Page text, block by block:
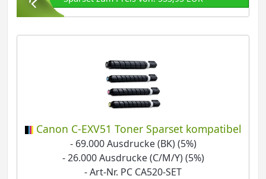
Canon C-EXV51 Toner Sparset kompatibel
- 69.000 Ausdrucke (BK) (5%)
- 26.000 Ausdrucke (C/M/Y) (5%)
- Art-Nr. PC CA520-SET